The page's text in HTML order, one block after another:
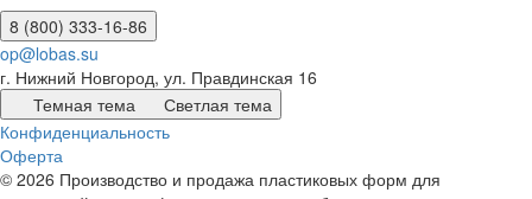
8 (800) 333-16-86
op@lobas.su
г. Нижний Новгород, ул. Правдинская 16
Темная тема
Светлая тема
Конфиденциальность
Оферта
© 2026 Производство и продажа пластиковых форм для